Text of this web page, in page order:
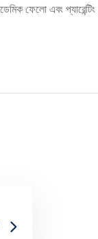
ফেলো এবং